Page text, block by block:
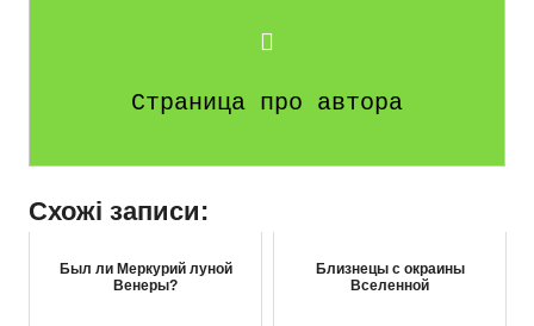
Страница про автора
Схожі записи:
Был ли Меркурий луной
Венеры?
Близнецы с окраины
Вселенной